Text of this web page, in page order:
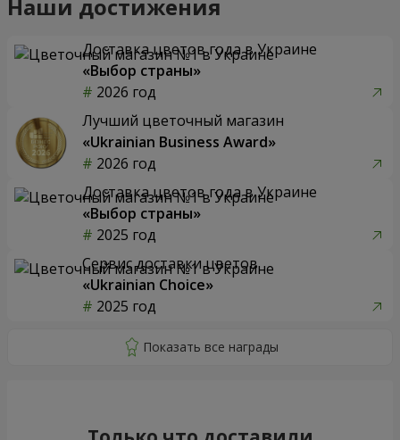
Наши достижения
Доставка цветов года в Украине
«Выбор страны»
2026 год
Лучший цветочный магазин
«Ukrainian Business Award»
2026 год
Доставка цветов года в Украине
«Выбор страны»
2025 год
Сервис доставки цветов
«Ukrainian Choice»
2025 год